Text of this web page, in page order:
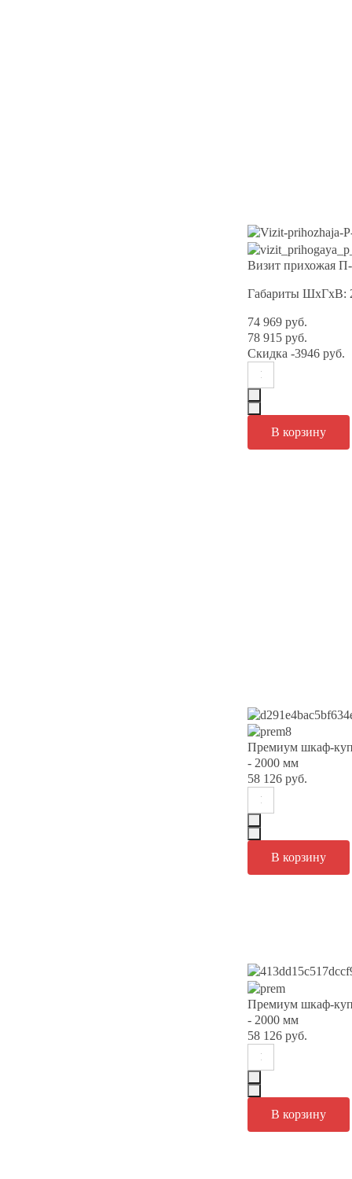
Визит прихожая П-
Габариты ШхГхВ:
74 969 руб.
78 915 руб.
Скидка -3946 руб.
Премиум шкаф-
- 2000 мм
58 126 руб.
Премиум шкаф-
- 2000 мм
58 126 руб.